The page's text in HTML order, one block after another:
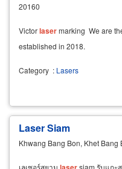
20160
Victorlasermarking We are
established in 2018.
Category : Lasers
Laser Siam
Khwang Bang Bon, Khet Bang
เลเซอร์สยาม siam รับแกะ